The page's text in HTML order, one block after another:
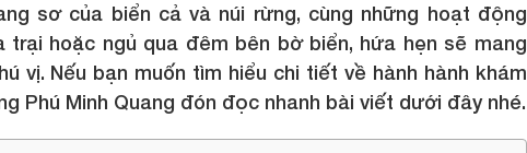
sơ của biển cả và núi rừng, cùng những hoạt động
trại hoặc ngủ qua đêm bên bờ biển, hứa hẹn sẽ mang
vị. Nếu bạn muốn tìm hiểu chi tiết về hành hành khám
Phú Minh Quang đón đọc nhanh bài viết dưới đây nhé.